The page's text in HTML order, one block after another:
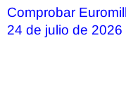
Comprobar
24 de julio de 2026